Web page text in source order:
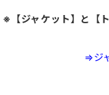
※【ジャケット】と【
⇒ジ